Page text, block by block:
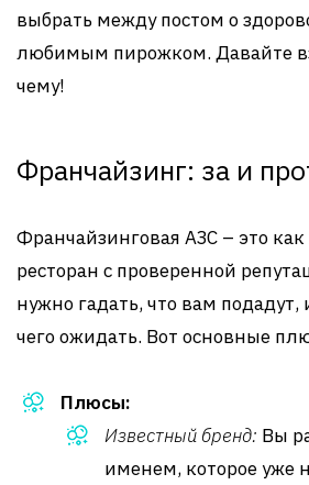
выбрать между постом о
любимым пирожком. Давайте
чему!
Франчайзинг: за и
Франчайзинговая АЗС – это
ресторан с проверенной
нужно гадать, что вам подадут,
чего ожидать. Вот основные
Плюсы:
Известный бренд: Вы
именем, которое уже